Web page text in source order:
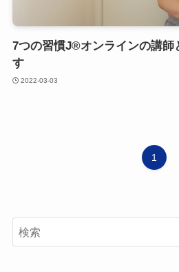
7つの習慣J®︎オンラインの講師
す
2022-03-03
1